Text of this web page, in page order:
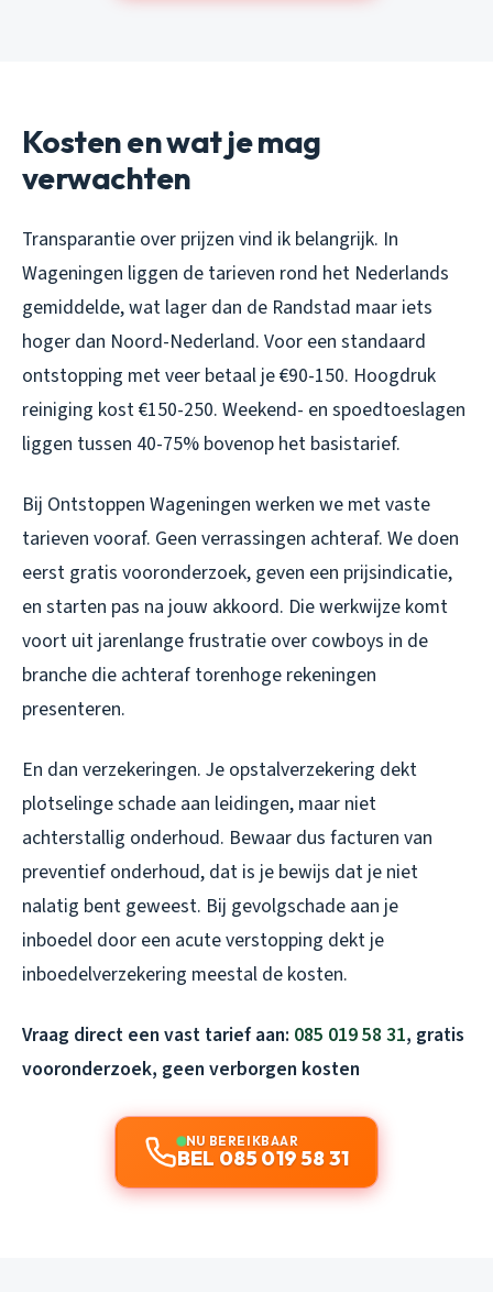
Kosten en wat je mag
verwachten
Transparantie over prijzen vind ik belangrijk. In
Wageningen liggen de tarieven rond het Nederlands
gemiddelde, wat lager dan de Randstad maar iets
hoger dan Noord-Nederland. Voor een standaard
ontstopping met veer betaal je €90-150. Hoogdruk
reiniging kost €150-250. Weekend- en spoedtoeslagen
liggen tussen 40-75% bovenop het basistarief.
Bij Ontstoppen Wageningen werken we met vaste
tarieven vooraf. Geen verrassingen achteraf. We doen
eerst gratis vooronderzoek, geven een prijsindicatie,
en starten pas na jouw akkoord. Die werkwijze komt
voort uit jarenlange frustratie over cowboys in de
branche die achteraf torenhoge rekeningen
presenteren.
En dan verzekeringen. Je opstalverzekering dekt
plotselinge schade aan leidingen, maar niet
achterstallig onderhoud. Bewaar dus facturen van
preventief onderhoud, dat is je bewijs dat je niet
nalatig bent geweest. Bij gevolgschade aan je
inboedel door een acute verstopping dekt je
inboedelverzekering meestal de kosten.
Vraag direct een vast tarief aan: 085 019 58 31, gratis
vooronderzoek, geen verborgen kosten
NU BEREIKBAAR
BEL 085 019 58 31